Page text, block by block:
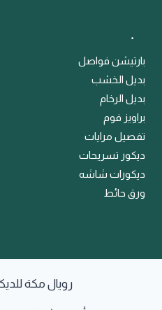
﹒
بارتيشن فواصل
بديل الخشب
بديل الرخام
براويز فوم
تفصيل مرايات
ديكور تسريحات
ديكورات شاشه
ورق حائط
© 2026 رويال مكة